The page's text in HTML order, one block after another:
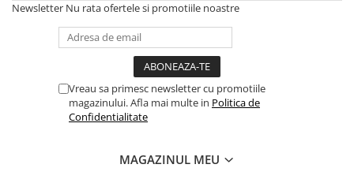
Newsletter Nu rata ofertele si promotiile noastre
Vreau sa primesc newsletter cu promotiile
magazinului. Afla mai multe in Politica de
Confidentialitate
MAGAZINUL MEU